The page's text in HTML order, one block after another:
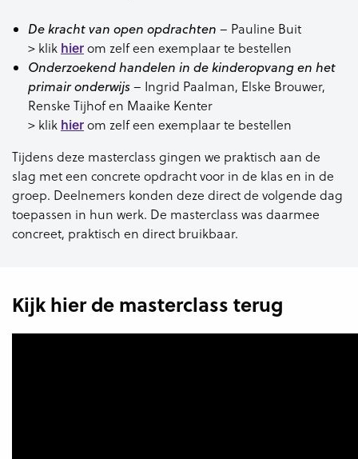
De kracht van open opdrachten – Pauline Buit
> klik hierom zelf een exemplaar te bestellen
Onderzoekend handelen in de kinderopvang en het
primair onderwijs– Ingrid Paalman, Elske Brouwer,
Renske Tijhof en Maaike Kenter
> klik hierom zelf een exemplaar te bestellen
Tijdens deze masterclass gingen we praktisch aan de
slag met een concrete opdracht voor in de klas en in de
groep. Deelnemers konden deze direct de volgende dag
toepassen in hun werk. De masterclass was daarmee
concreet, praktisch en direct bruikbaar.
Kijk hier de masterclass terug